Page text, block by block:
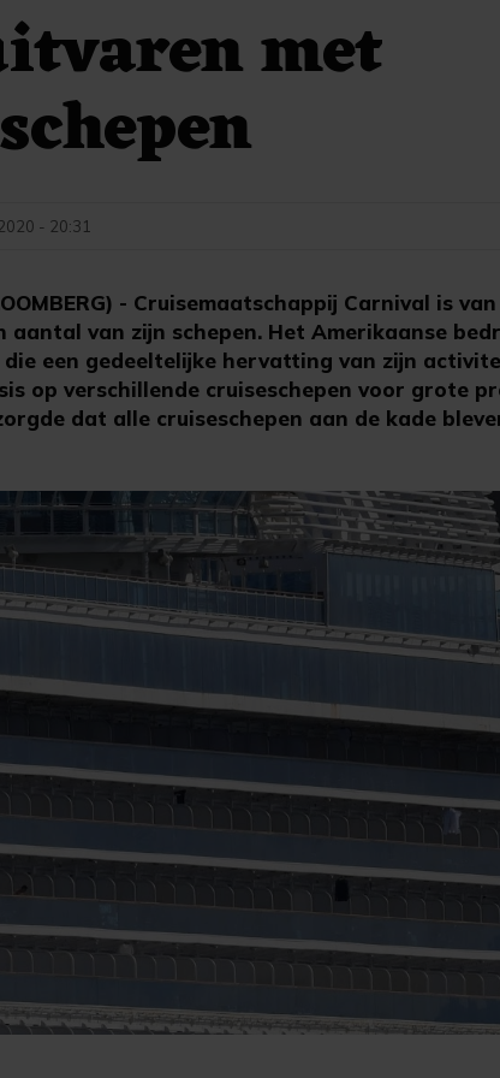
met
- Cruisemaatschappij Carnival is
aantal van zijn schepen. Het Amerikaanse
die een gedeeltelijke hervatting van zijn
op verschillende cruiseschepen voor grote
dat alle cruiseschepen aan de kade
- 20:31